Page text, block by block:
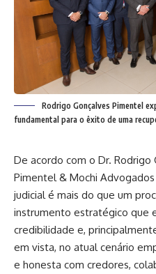
Rodrigo Gonçalves Pimentel
fundamental para o êxito de uma
De acordo com o Dr. Rodrigo
Pimentel & Mochi
judicial é mais do que um
instrumento estratégico que
credibilidade e,
em vista, no atual cenário
e honesta com credores,